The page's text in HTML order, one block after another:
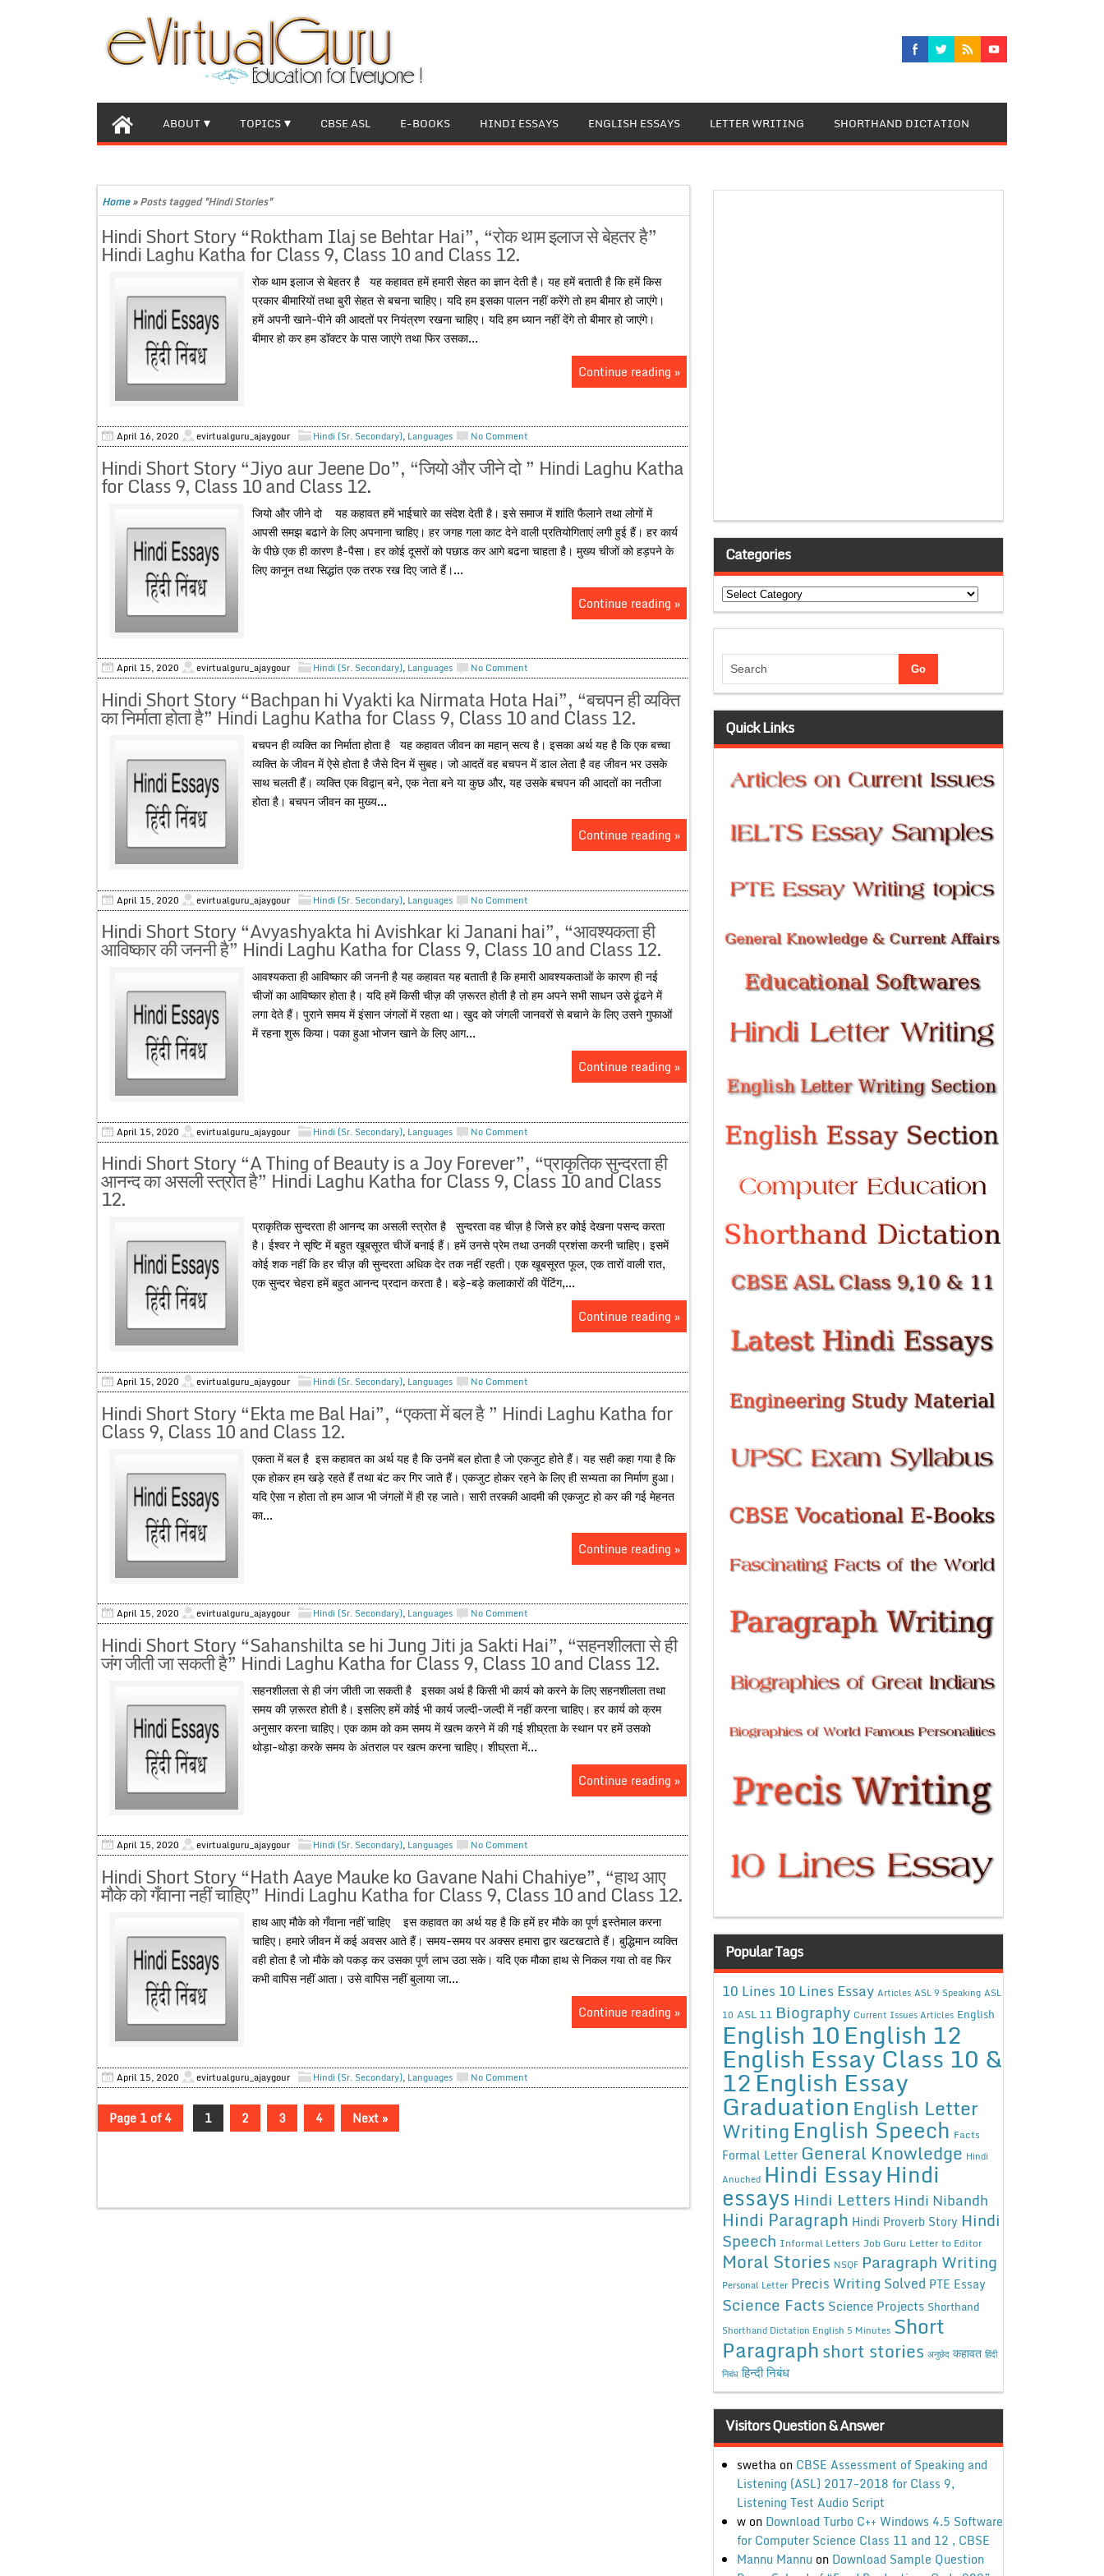
ABOUT TOPICS CBSE ASL E-BOOKS HINDI ESSAYS ENGLISH ESSAYS LETTER WRITING SHORTHAND DICTATION
Home»Posts tagged "Hindi Stories"
Hindi Short Story “Roktham Ilaj se Behtar Hai”, “रोक थाम इलाज से बेहतर है”
Hindi Laghu Katha for Class 9, Class 10 and Class 12.
रोक थाम इलाज से बेहतर है यह कहावत हमें हमारी सेहत का ज्ञान देती है। यह हमें बताती है कि हमें किस
प्रकार बीमारियों तथा बुरी सेहत से बचना चाहिए। यदि हम इसका पालन नहीं करेंगे तो हम बीमार हो जाएंगे।
हमें अपनी खाने-पीने की आदतों पर नियंत्रण रखना चाहिए। यदि हम ध्यान नहीं देंगे तो बीमार हो जाएंगे।
बीमार हो कर हम डॉक्टर के पास जाएंगे तथा फिर उसका...
Continue reading »
April 16, 2020 evirtualguru_ajaygour Hindi (Sr. Secondary), Languages No Comment
Hindi Short Story “Jiyo aur Jeene Do”, “जियो और जीने दो ” Hindi Laghu Katha
for Class 9, Class 10 and Class 12.
जियो और जीने दो यह कहावत हमें भाईचारे का संदेश देती है। इसे समाज में शांति फैलाने तथा लोगों में
आपसी समझ बढाने के लिए अपनाना चाहिए। हर जगह गला काट देने वाली प्रतियोगिताएं लगी हुई हैं। हर कार्य
के पीछे एक ही कारण है-पैसा। हर कोई दूसरों को पछाड कर आगे बढना चाहता है। मुख्य चीजों को हड़पने के
लिए कानून तथा सिद्धांत एक तरफ रख दिए जाते हैं।...
Continue reading »
April 15, 2020 evirtualguru_ajaygour Hindi (Sr. Secondary), Languages No Comment
Hindi Short Story “Bachpan hi Vyakti ka Nirmata Hota Hai”, “बचपन ही व्यक्ति
का निर्माता होता है” Hindi Laghu Katha for Class 9, Class 10 and Class 12.
बचपन ही व्यक्ति का निर्माता होता है यह कहावत जीवन का महान् सत्य है। इसका अर्थ यह है कि एक बच्चा
व्यक्ति के जीवन में ऐसे होता है जैसे दिन में सुबह। जो आदतें वह बचपन में डाल लेता है वह जीवन भर उसके
साथ चलती हैं। व्यक्ति एक विद्वान् बने, एक नेता बने या कुछ और, यह उसके बचपन की आदतों का नतीजा
होता है। बचपन जीवन का मुख्य...
Continue reading »
April 15, 2020 evirtualguru_ajaygour Hindi (Sr. Secondary), Languages No Comment
Hindi Short Story “Avyashyakta hi Avishkar ki Janani hai”, “आवश्यकता ही
आविष्कार की जननी है” Hindi Laghu Katha for Class 9, Class 10 and Class 12.
आवश्यकता ही आविष्कार की जननी है यह कहावत यह बताती है कि हमारी आवश्यकताओं के कारण ही नई
चीजों का आविष्कार होता है। यदि हमें किसी चीज़ की ज़रूरत होती है तो हम अपने सभी साधन उसे ढूंढने में
लगा देते हैं। पुराने समय में इंसान जंगलों में रहता था। खुद को जंगली जानवरों से बचाने के लिए उसने गुफाओं
में रहना शुरू किया। पका हुआ भोजन खाने के लिए आग...
Continue reading »
April 15, 2020 evirtualguru_ajaygour Hindi (Sr. Secondary), Languages No Comment
Hindi Short Story “A Thing of Beauty is a Joy Forever”, “प्राकृतिक सुन्दरता ही
आनन्द का असली स्त्रोत है” Hindi Laghu Katha for Class 9, Class 10 and Class
12.
प्राकृतिक सुन्दरता ही आनन्द का असली स्त्रोत है सुन्दरता वह चीज़ है जिसे हर कोई देखना पसन्द करता
है। ईश्वर ने सृष्टि में बहुत खूबसूरत चीजें बनाई हैं। हमें उनसे प्रेम तथा उनकी प्रशंसा करनी चाहिए। इसमें
कोई शक नहीं कि हर चीज़ की सुन्दरता अधिक देर तक नहीं रहती। एक खूबसूरत फूल, एक तारों वाली रात,
एक सुन्दर चेहरा हमें बहुत आनन्द प्रदान करता है। बड़े-बड़े कलाकारों की पेंटिंग,...
Continue reading »
April 15, 2020 evirtualguru_ajaygour Hindi (Sr. Secondary), Languages No Comment
Hindi Short Story “Ekta me Bal Hai”, “एकता में बल है ” Hindi Laghu Katha for
Class 9, Class 10 and Class 12.
एकता में बल है इस कहावत का अर्थ यह है कि उनमें बल होता है जो एकजुट होते हैं। यह सही कहा गया है कि
एक होकर हम खड़े रहते हैं तथा बंट कर गिर जाते हैं। एकजुट होकर रहने के लिए ही सभ्यता का निर्माण हुआ।
यदि ऐसा न होता तो हम आज भी जंगलों में ही रह जाते। सारी तरक्की आदमी की एकजुट हो कर की गई मेहनत
का...
Continue reading »
April 15, 2020 evirtualguru_ajaygour Hindi (Sr. Secondary), Languages No Comment
Hindi Short Story “Sahanshilta se hi Jung Jiti ja Sakti Hai”, “सहनशीलता से ही
जंग जीती जा सकती है” Hindi Laghu Katha for Class 9, Class 10 and Class 12.
सहनशीलता से ही जंग जीती जा सकती है इसका अर्थ है किसी भी कार्य को करने के लिए सहनशीलता तथा
समय की ज़रूरत होती है। इसलिए हमें कोई भी कार्य जल्दी-जल्दी में नहीं करना चाहिए। हर कार्य को क्रम
अनुसार करना चाहिए। एक काम को कम समय में खत्म करने में की गई शीघ्रता के स्थान पर हमें उसको
थोड़ा-थोड़ा करके समय के अंतराल पर खत्म करना चाहिए। शीघ्रता में...
Continue reading »
April 15, 2020 evirtualguru_ajaygour Hindi (Sr. Secondary), Languages No Comment
Hindi Short Story “Hath Aaye Mauke ko Gavane Nahi Chahiye”, “हाथ आए
मौके को गँवाना नहीं चाहिए” Hindi Laghu Katha for Class 9, Class 10 and Class 12.
हाथ आए मौके को गँवाना नहीं चाहिए इस कहावत का अर्थ यह है कि हमें हर मौके का पूर्ण इस्तेमाल करना
चाहिए। हमारे जीवन में कई अवसर आते हैं। समय-समय पर अक्सर हमारा द्वार खटखटाते हैं। बुद्धिमान व्यक्ति
वही होता है जो मौके को पकड़ कर उसका पूर्ण लाभ उठा सके। यदि एक मौका हाथ से निकल गया तो वह फिर
कभी वापिस नहीं आता। उसे वापिस नहीं बुलाया जा...
Continue reading »
April 15, 2020 evirtualguru_ajaygour Hindi (Sr. Secondary), Languages No Comment
Page 1 of 4 1 2 3 4 Next »
Categories
Categories
Quick Links
Popular Tags
10 Lines 10 Lines Essay Articles ASL 9 Speaking ASL
10 ASL 11 Biography Current Issues Articles English
English 10English 12
English Essay Class 10 &
12English Essay
Graduation English Letter
WritingEnglish Speech Facts
Formal Letter General Knowledge Hindi
Anuched Hindi EssayHindi
essays Hindi Letters Hindi Nibandh
Hindi Paragraph Hindi Proverb Story Hindi
Speech Informal Letters Job Guru Letter to Editor
Moral Stories NSQF Paragraph Writing
Personal Letter Precis Writing Solved PTE Essay
Science Facts Science Projects Shorthand
Shorthand Dictation English 5 Minutes Short
Paragraphshort stories अनुछेद कहावत हिंदी
निबंध हिन्दी निबंध
Visitors Question & Answer
swethaon CBSE Assessment of Speaking and
Listening (ASL) 2017-2018 for Class 9,
Listening Test Audio Script
won Download Turbo C++ Windows 4.5 Software
for Computer Science Class 11 and 12 , CBSE
Mannu Mannu on Download Sample Question